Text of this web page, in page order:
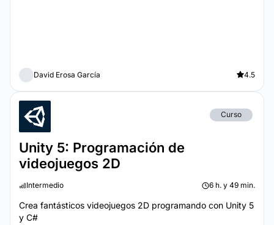
David Erosa García 4.5
Curso
Unity 5: Programación de
videojuegos 2D
Intermedio 6 h. y 49 min.
Crea fantásticos videojuegos 2D programando con Unity 5
y C#